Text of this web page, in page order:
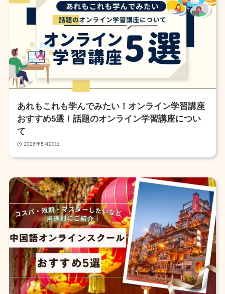
あれもこれも学んでみたい！オンライン学習講座
おすすめ5選！話題のオンライン学習講座につい
て
2026年5月20日